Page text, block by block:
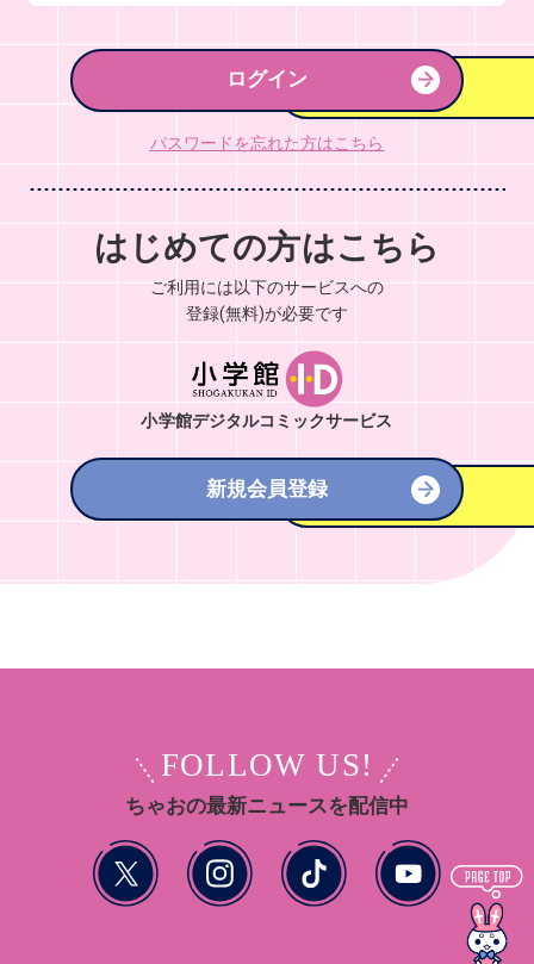
ログイン
パスワードを忘れた方はこちら
はじめての方はこちら
ご利用には以下のサービスへの
登録(無料)が必要です
小学館デジタルコミックサービス
新規会員登録
FOLLOW US!
ちゃおの最新ニュースを配信中